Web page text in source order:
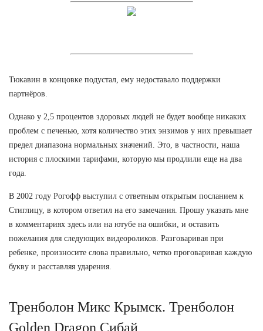
Тюкавин в концовке подустал, ему недоставало поддержки
партнёров.
Однако у 2,5 процентов здоровых людей не будет вообще никаких
проблем с печенью, хотя количество этих энзимов у них превышает
предел диапазона нормальных значений. Это, в частности, наша
история с плоскими тарифами, которую мы продлили еще на два
года.
В 2002 году Рогофф выступил с ответным открытым посланием к
Стиглицу, в котором ответил на его замечания. Прошу указать мне
в комментариях здесь или на ютубе на ошибки, и оставить
пожелания для следующих видеороликов. Разговаривая при
ребенке, произносите слова правильно, четко проговаривая каждую
букву и расставляя ударения.
Тренболон Микс Крымск. Тренболон
Golden Dragon Сибай